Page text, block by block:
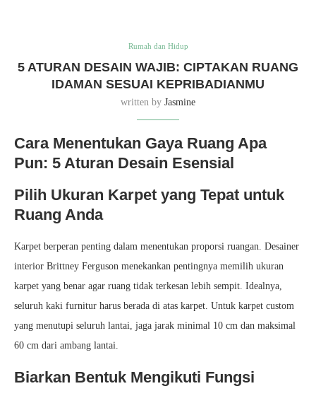
Rumah dan Hidup
5 ATURAN DESAIN WAJIB: CIPTAKAN RUANG
IDAMAN SESUAI KEPRIBADIANMU
written by Jasmine
Cara Menentukan Gaya Ruang Apa
Pun: 5 Aturan Desain Esensial
Pilih Ukuran Karpet yang Tepat untuk
Ruang Anda
Karpet berperan penting dalam menentukan proporsi ruangan. Desainer
interior Brittney Ferguson menekankan pentingnya memilih ukuran
karpet yang benar agar ruang tidak terkesan lebih sempit. Idealnya,
seluruh kaki furnitur harus berada di atas karpet. Untuk karpet custom
yang menutupi seluruh lantai, jaga jarak minimal 10 cm dan maksimal
60 cm dari ambang lantai.
Biarkan Bentuk Mengikuti Fungsi